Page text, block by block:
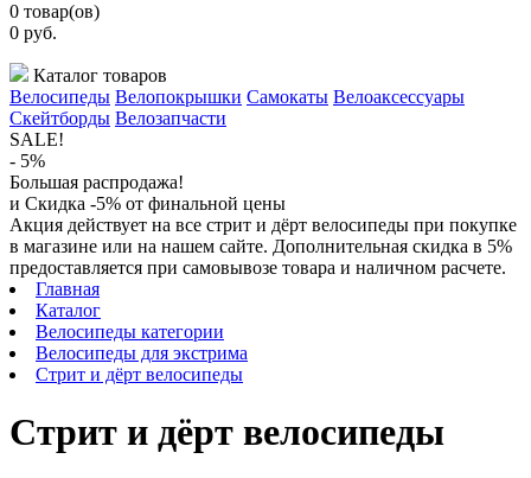
0 товар(ов)
0 руб.
Каталог товаров
Велосипеды Велопокрышки Самокаты Велоаксессуары
Скейтборды Велозапчасти
SALE!
- 5%
Большая распродажа!
и Скидка -5% от финальной цены
Акция действует на все стрит и дёрт велосипеды при покупке
в магазине или на нашем сайте. Дополнительная скидка в 5%
предоставляется при самовывозе товара и наличном расчете.
Главная
Каталог
Велосипеды категории
Велосипеды для экстрима
Стрит и дёрт велосипеды
Стрит и дёрт велосипеды